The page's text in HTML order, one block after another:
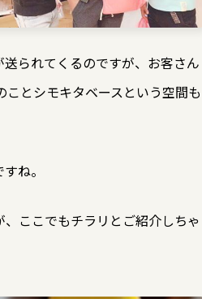
られてくるのですが、お客さん
とシモキタベースという空間も
ね。
ここでもチラリとご紹介しちゃ